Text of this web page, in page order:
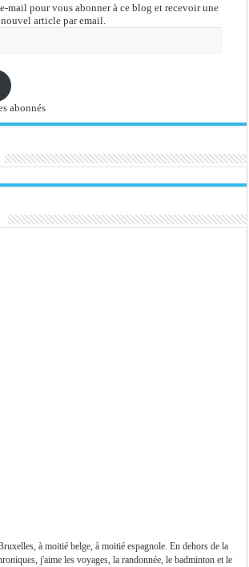
mail pour vous abonner à ce blog et recevoir une
article par email.
abonnés
à moitié belge, à moitié espagnole. En dehors de la
j'aime les voyages, la randonnée, le badminton et le